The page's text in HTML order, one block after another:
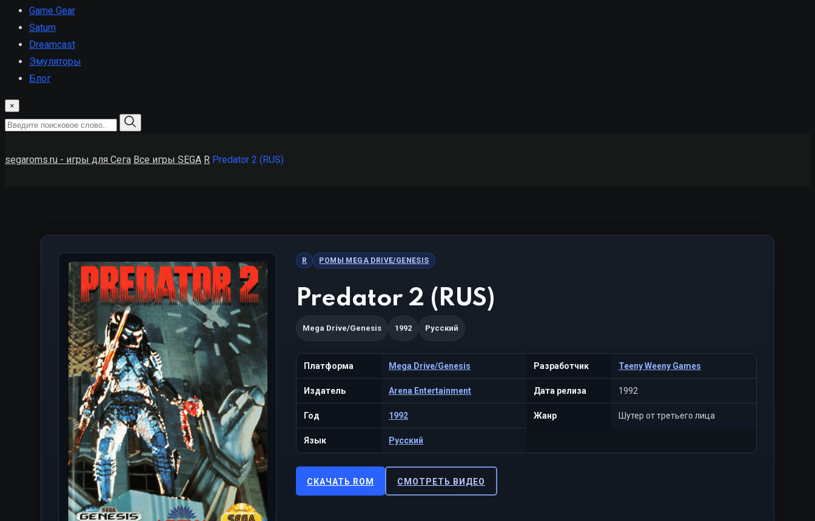
Game Gear
Saturn
Dreamcast
Эмуляторы
Блог
×
segaroms.ru - игры для Сега Все игры SEGA R Predator 2 (RUS)
R РОМЫ MEGA DRIVE/GENESIS
Predator 2 (RUS)
Mega Drive/Genesis 1992 Русский
Платформа Mega Drive/Genesis Разработчик Teeny Weeny Games
Издатель Arena Entertainment Дата релиза 1992
Год 1992 Жанр Шутер от третьего лица
Язык Русский
СКАЧАТЬ ROM СМОТРЕТЬ ВИДЕО